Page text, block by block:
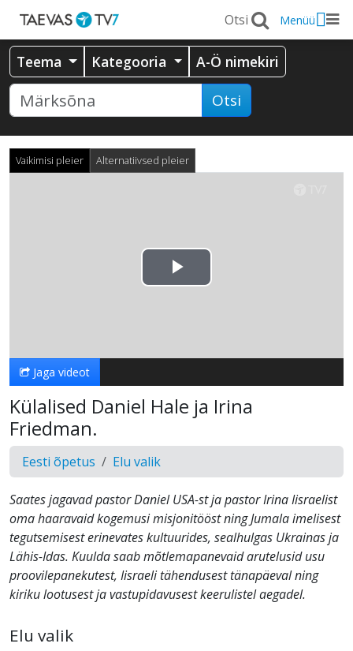
Menüü
Teema Kategooria A-Ö nimekiri
Otsi
Vaikimisi pleier Alternatiivsed pleier
Esita
Jaga videot
Külalised Daniel Hale ja Irina
Friedman.
Eesti õpetus Elu valik
Saates jagavad pastor Daniel USA-st ja pastor Irina Iisraelist
oma haaravaid kogemusi misjonitööst ning Jumala imelisest
tegutsemisest erinevates kultuurides, sealhulgas Ukrainas ja
Lähis-Idas. Kuulda saab mõtlemapanevaid arutelusid usu
proovilepanekutest, Iisraeli tähendusest tänapäeval ning
kiriku lootusest ja vastupidavusest keerulistel aegadel.
Elu valik